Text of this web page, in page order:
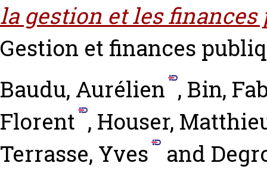
la gestion et les finances
Gestion et finances
Baudu, Aurélien , Bin,
Florent , Houser,
Terrasse, Yves
and